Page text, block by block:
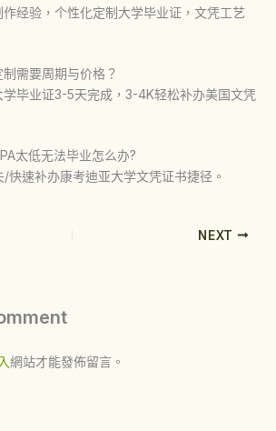
经验，个性化定制大学毕业证，文凭工艺
需要周期与价格？
毕业证3-5天完成，3-4K轻松补办美国文凭
太低无法毕业怎么办?
速补办康考迪亚大学文凭证书捷径。
NEXT
網站才能發佈留言。